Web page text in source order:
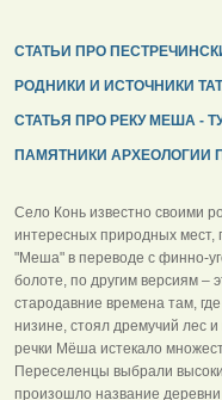
СТАТЬИ ПРО
РОДНИКИ И ИСТОЧНИКИ
СТАТЬЯ ПРО РЕКУ МЕША -
ПАМЯТНИКИ АРХЕОЛОГИИ
Село Конь известно своими
интересных природных
"Меша" в переводе с финно-
болоте, по другим версиям –
стародавние времена там,
низине, стоял дремучий лес
речки Мёша истекало
Переселенцы выбрали
произошло название